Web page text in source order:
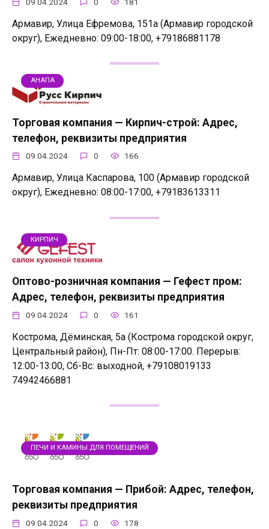
Армавир, Улица Ефремова, 151а (Армавир городской
округ), Ежедневно: 09:00-18:00, +79186881178
АНАПА
Торговая компания — Кирпич-строй: Адрес,
телефон, реквизиты предприятия
09.04.2024 0 166
Армавир, Улица Каспарова, 100 (Армавир городской
округ), Ежедневно: 08:00-17:00, +79183613311
КИРПИЧ
Оптово-розничная компания — Гефест пром:
Адрес, телефон, реквизиты предприятия
09.04.2024 0 161
Кострома, Дёминская, 5а (Кострома городской округ,
Центральный район), Пн-Пт: 08:00-17:00. Перерыв:
12:00-13:00, Сб-Вс: выходной, +79108019133
74942466881
ПЕЧИ И КАМИНЫ ДЛЯ ПОМЕЩЕНИЙ
Торговая компания — Прибой: Адрес, телефон,
реквизиты предприятия
09.04.2024 0 178